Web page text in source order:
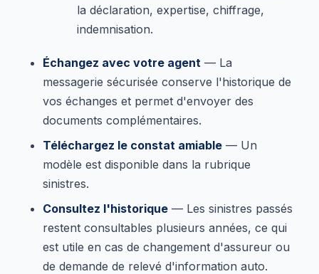
la déclaration, expertise, chiffrage,
indemnisation.
Échangez avec votre agent — La
messagerie sécurisée conserve l'historique de
vos échanges et permet d'envoyer des
documents complémentaires.
Téléchargez le constat amiable — Un
modèle est disponible dans la rubrique
sinistres.
Consultez l'historique — Les sinistres passés
restent consultables plusieurs années, ce qui
est utile en cas de changement d'assureur ou
de demande de relevé d'information auto.